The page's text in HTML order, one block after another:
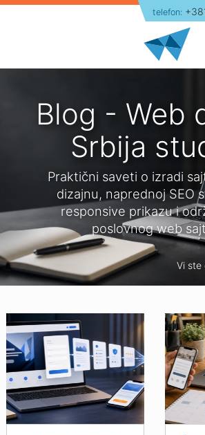
telefon:
Portfolio
O nama
Blog
Kontakt
Blog - Web
Srbija
Praktični saveti o izradi
dizajnu, naprednoj SEO
responsive prikazu i
poslovnog web
Vi ste